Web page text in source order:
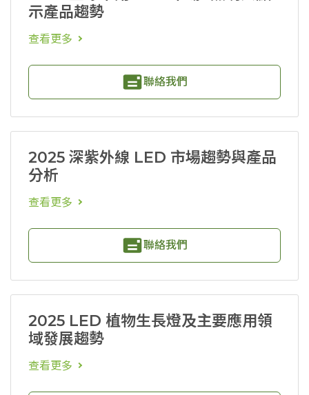
示產品趨勢
查看更多
聯絡我們
2025 深紫外線 LED 市場趨勢與產品
分析
查看更多
聯絡我們
2025 LED 植物生長燈及主要應用領
域發展趨勢
查看更多